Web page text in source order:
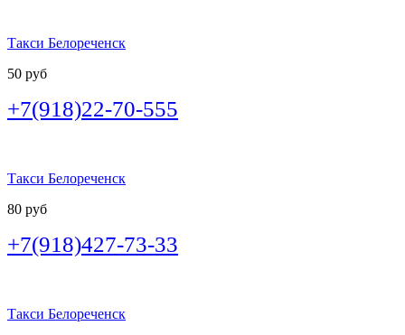
Такси Белореченск
50 руб
+7(918)22-70-555
Такси Белореченск
80 руб
+7(918)427-73-33
Такси Белореченск